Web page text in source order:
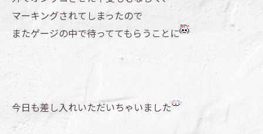
マーキングされてしまったので
またゲージの中で待っててもらうことに
今日も差し入れいただいちゃいました